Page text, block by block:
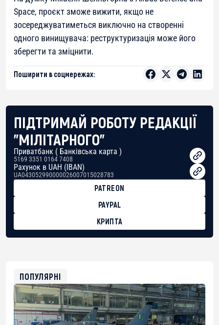
Space, проєкт зможе вижити, якщо не
зосереджуватиметься виключно на створенні
одного винищувача: реструктуризація може його
зберегти та зміцнити.
Поширити в соцмережах:
ПІДТРИМАЙ РОБОТУ РЕДАКЦІЇ
"МІЛІТАРНОГО"
Приватбанк ( Банківська карта )
5169 3351 0164 7408
Рахунок в UAH (IBAN)
UA043052990000026007015028783
PATREON
PAYPAL
КРИПТА
0xfD02863D3289416fcF50975c9DFda13623f97758
ПОПУЛЯРНІ